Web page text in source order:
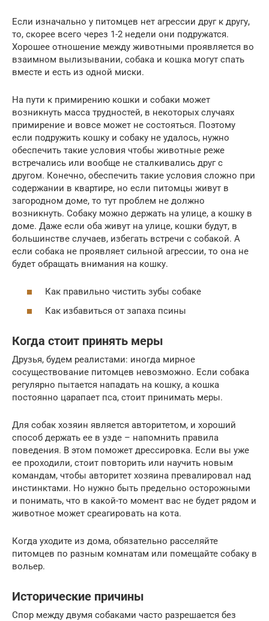
Если изначально у питомцев нет агрессии друг к другу,
то, скорее всего через 1-2 недели они подружатся.
Хорошее отношение между животными проявляется во
взаимном вылизывании, собака и кошка могут спать
вместе и есть из одной миски.
На пути к примирению кошки и собаки может
возникнуть масса трудностей, в некоторых случаях
примирение и вовсе может не состояться. Поэтому
если подружить кошку и собаку не удалось, нужно
обеспечить такие условия чтобы животные реже
встречались или вообще не сталкивались друг с
другом. Конечно, обеспечить такие условия сложно при
содержании в квартире, но если питомцы живут в
загородном доме, то тут проблем не должно
возникнуть. Собаку можно держать на улице, а кошку в
доме. Даже если оба живут на улице, кошки будут, в
большинстве случаев, избегать встречи с собакой. А
если собака не проявляет сильной агрессии, то она не
будет обращать внимания на кошку.
Как правильно чистить зубы собаке
Как избавиться от запаха псины
Когда стоит принять меры
Друзья, будем реалистами: иногда мирное
сосуществование питомцев невозможно. Если собака
регулярно пытается нападать на кошку, а кошка
постоянно царапает пса, стоит принимать меры.
Для собак хозяин является авторитетом, и хороший
способ держать ее в узде – напомнить правила
поведения. В этом поможет дрессировка. Если вы уже
ее проходили, стоит повторить или научить новым
командам, чтобы авторитет хозяина превалировал над
инстинктами. Но нужно быть предельно осторожными
и понимать, что в какой-то момент вас не будет рядом и
животное может среагировать на кота.
Когда уходите из дома, обязательно расселяйте
питомцев по разным комнатам или помещайте собаку в
вольер.
Исторические причины
Спор между двумя собаками часто разрешается без